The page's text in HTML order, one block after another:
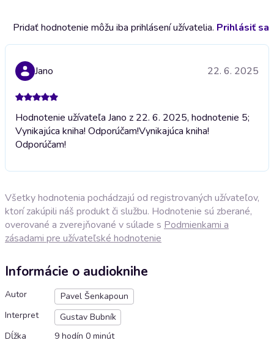
Pridať hodnotenie môžu iba prihlásení užívatelia. Prihlásiť sa
Jano 22. 6. 2025
Hodnotenie užívateľa Jano z 22. 6. 2025, hodnotenie 5;
Vynikajúca kniha! Odporúčam!Vynikajúca kniha!
Odporúčam!
Všetky hodnotenia pochádzajú od registrovaných užívateľov,
ktorí zakúpili náš produkt či službu. Hodnotenie sú zberané,
overované a zverejňované v súlade s Podmienkami a
zásadami pre užívateľské hodnotenie
Informácie o audioknihe
Autor
Pavel Šenkapoun
Interpret
Gustav Bubník
Dĺžka
9 hodín 0 minút